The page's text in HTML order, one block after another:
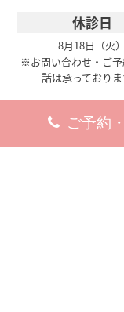
休診日
8月18日（火）
※お問い合わせ・ご
話は承っておりま
〒530-0002